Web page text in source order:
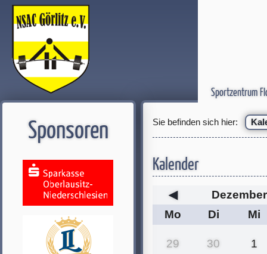
Sportzentrum
Sie befinden sich hier:
Kalender
◀
Mo
Di Mi
29 30 1
Sponsoren